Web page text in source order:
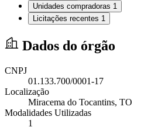
Unidades compradoras 1
Licitações recentes 1
Dados do órgão
CNPJ
01.133.700/0001-17
Localização
Miracema do Tocantins, TO
Modalidades Utilizadas
1